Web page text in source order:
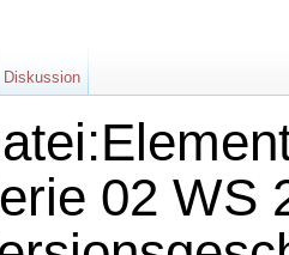
02 WS
Diskussion